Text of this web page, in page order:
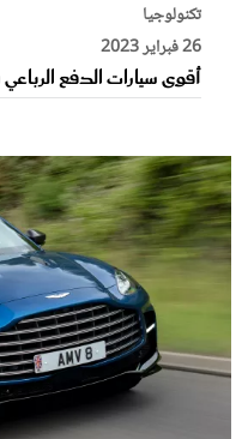
تكنولوجيا
26 فبراير 2023
أقوى سيارات الدفع الرباعي